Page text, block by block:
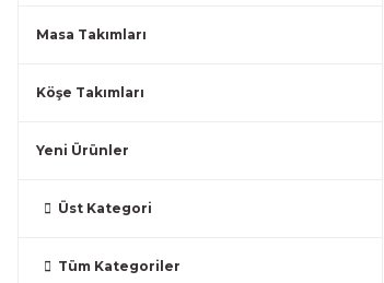
Masa Takımları
Köşe Takımları
Yeni Ürünler
Üst Kategori
Tüm Kategoriler